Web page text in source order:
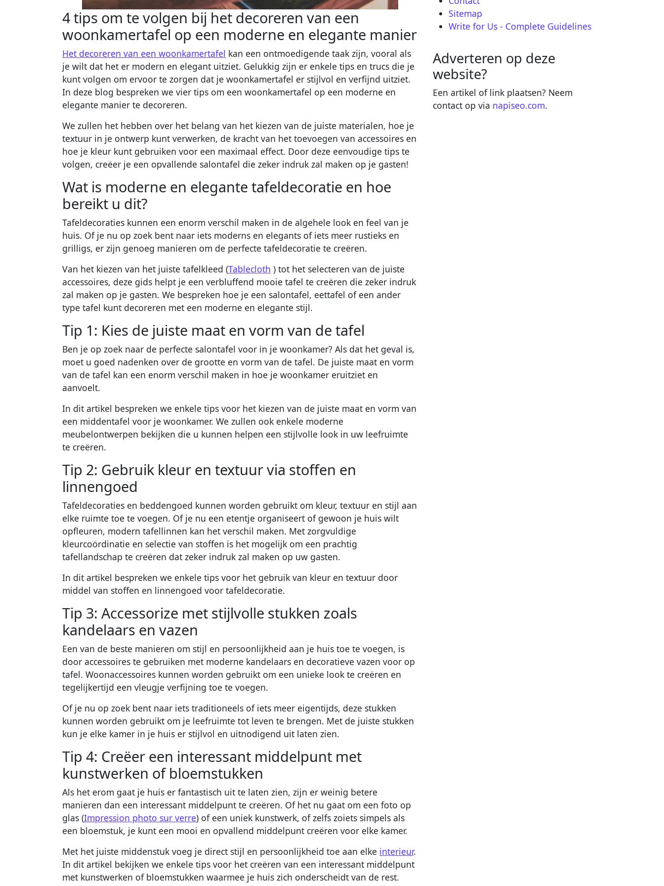
4 tips om te volgen bij het decoreren van een
woonkamertafel op een moderne en elegante manier
Het decoreren van een woonkamertafel kan een ontmoedigende taak zijn, vooral als
je wilt dat het er modern en elegant uitziet. Gelukkig zijn er enkele tips en trucs die je
kunt volgen om ervoor te zorgen dat je woonkamertafel er stijlvol en verfijnd uitziet.
In deze blog bespreken we vier tips om een woonkamertafel op een moderne en
elegante manier te decoreren.
We zullen het hebben over het belang van het kiezen van de juiste materialen, hoe je
textuur in je ontwerp kunt verwerken, de kracht van het toevoegen van accessoires en
hoe je kleur kunt gebruiken voor een maximaal effect. Door deze eenvoudige tips te
volgen, creëer je een opvallende salontafel die zeker indruk zal maken op je gasten!
Wat is moderne en elegante tafeldecoratie en hoe
bereikt u dit?
Tafeldecoraties kunnen een enorm verschil maken in de algehele look en feel van je
huis. Of je nu op zoek bent naar iets moderns en elegants of iets meer rustieks en
grilligs, er zijn genoeg manieren om de perfecte tafeldecoratie te creëren.
Van het kiezen van het juiste tafelkleed (Tablecloth ) tot het selecteren van de juiste
accessoires, deze gids helpt je een verbluffend mooie tafel te creëren die zeker indruk
zal maken op je gasten. We bespreken hoe je een salontafel, eettafel of een ander
type tafel kunt decoreren met een moderne en elegante stijl.
Tip 1: Kies de juiste maat en vorm van de tafel
Ben je op zoek naar de perfecte salontafel voor in je woonkamer? Als dat het geval is,
moet u goed nadenken over de grootte en vorm van de tafel. De juiste maat en vorm
van de tafel kan een enorm verschil maken in hoe je woonkamer eruitziet en
aanvoelt.
In dit artikel bespreken we enkele tips voor het kiezen van de juiste maat en vorm van
een middentafel voor je woonkamer. We zullen ook enkele moderne
meubelontwerpen bekijken die u kunnen helpen een stijlvolle look in uw leefruimte
te creëren.
Tip 2: Gebruik kleur en textuur via stoffen en
linnengoed
Tafeldecoraties en beddengoed kunnen worden gebruikt om kleur, textuur en stijl aan
elke ruimte toe te voegen. Of je nu een etentje organiseert of gewoon je huis wilt
opfleuren, modern tafellinnen kan het verschil maken. Met zorgvuldige
kleurcoördinatie en selectie van stoffen is het mogelijk om een prachtig
tafellandschap te creëren dat zeker indruk zal maken op uw gasten.
In dit artikel bespreken we enkele tips voor het gebruik van kleur en textuur door
middel van stoffen en linnengoed voor tafeldecoratie.
Tip 3: Accessorize met stijlvolle stukken zoals
kandelaars en vazen
Een van de beste manieren om stijl en persoonlijkheid aan je huis toe te voegen, is
door accessoires te gebruiken met moderne kandelaars en decoratieve vazen voor op
tafel. Woonaccessoires kunnen worden gebruikt om een unieke look te creëren en
tegelijkertijd een vleugje verfijning toe te voegen.
Of je nu op zoek bent naar iets traditioneels of iets meer eigentijds, deze stukken
kunnen worden gebruikt om je leefruimte tot leven te brengen. Met de juiste stukken
kun je elke kamer in je huis er stijlvol en uitnodigend uit laten zien.
Tip 4: Creëer een interessant middelpunt met
kunstwerken of bloemstukken
Als het erom gaat je huis er fantastisch uit te laten zien, zijn er weinig betere
manieren dan een interessant middelpunt te creëren. Of het nu gaat om een foto op
glas (Impression photo sur verre) of een uniek kunstwerk, of zelfs zoiets simpels als
een bloemstuk, je kunt een mooi en opvallend middelpunt creëren voor elke kamer.
Met het juiste middenstuk voeg je direct stijl en persoonlijkheid toe aan elke interieur.
In dit artikel bekijken we enkele tips voor het creëren van een interessant middelpunt
met kunstwerken of bloemstukken waarmee je huis zich onderscheidt van de rest.
Sitemap
Write for Us - Complete Guidelines
Adverteren op deze
website?
Een artikel of link plaatsen? Neem
contact op via napiseo.com.